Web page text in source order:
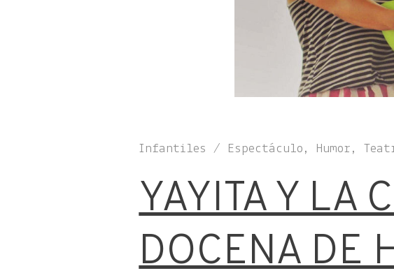
Infantiles / Espectáculo, Humor,
YAYITA Y LA
DOCENA DE